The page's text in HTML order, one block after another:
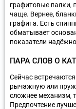
графитовые палки,
чаще. Вернее,
графита. Есть
обматывает
показатели
ПАРА СЛОВ О
Сейчас
рычажную или
сложнее механизм,
Предпочтение